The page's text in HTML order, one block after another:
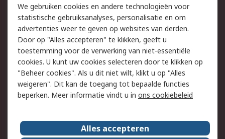
Track & Trace
Wettelijk
Cookiebeleid
Email veiligheid
Privacybeleid
Websitevoorwaarden
Algemene
verkoopvoorwaarden
Over RS
We gebruiken cookies en andere technologieën voor
statistische gebruiksanalyses, personalisatie en om
advertenties weer te geven op websites van derden.
Door op "Alles accepteren" te klikken, geeft u
toestemming voor de verwerking van niet-essentiële
cookies. U kunt uw cookies selecteren door te klikken op
"Beheer cookies". Als u dit niet wilt, klikt u op "Alles
weigeren". Dit kan de toegang tot bepaalde functies
beperken. Meer informatie vindt u in ons cookiebeleid
Alles accepteren